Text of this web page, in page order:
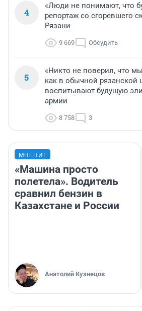
4
«Люди не понимают, что
репортаж со сгоревшего
Рязани
9 669 Обсудить
5
«Никто не поверил, что
как в обычной рязанской
воспитывают будущую
армии
8 758 3
МНЕНИЕ
«Машина просто
полетела». Водитель
сравнил бензин в
Казахстане и России
Анатолий Кузнецов